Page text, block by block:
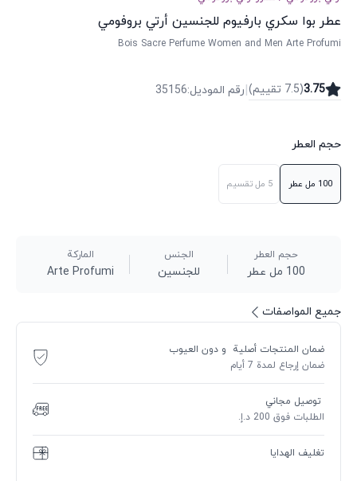
عطر بوا سكري بارفيوم للجنسين أرتي بروفومي
Bois Sacre Perfume Women and Men Arte Profumi
3.75
(
7.5 تقییم)
|رقم الموديل:
35156
حجم العطر
100 مل عطر 5 مل تقسيم
حجم العطر
100 مل عطر
الجنس
للجنسين
الماركة
Arte Profumi
جميع المواصفات
ضمان المنتجات أصلية و دون العيوب
ضمان إرجاع لمدة 7 أيام
توصيل مجاني
الطلبات فوق 200 د.إ.
تغليف الهدايا